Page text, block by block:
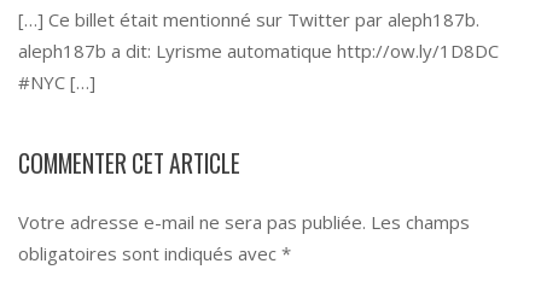
[…] Ce billet était mentionné sur Twitter par aleph187b.
aleph187b a dit: Lyrisme automatique http://ow.ly/1D8DC
#NYC […]
COMMENTER CET ARTICLE
Votre adresse e-mail ne sera pas publiée. Les champs
obligatoires sont indiqués avec *